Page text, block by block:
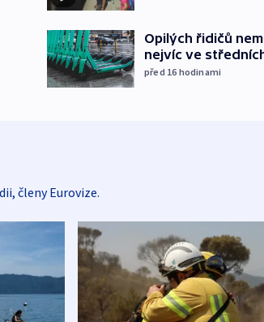
Opilých řidičů
nejvíc ve
před 16 hodinami
členy Eurovize.